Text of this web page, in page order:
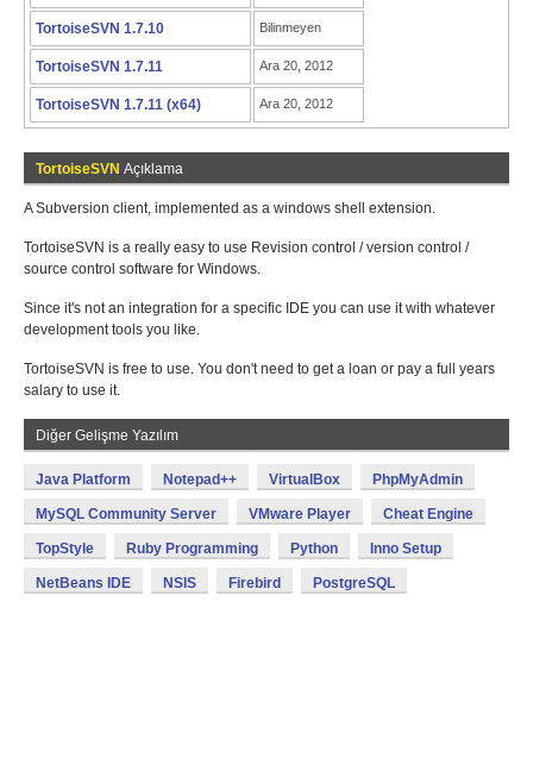
TortoiseSVN 1.7.10 Bilinmeyen
TortoiseSVN 1.7.11 Ara 20, 2012
TortoiseSVN 1.7.11 (x64) Ara 20, 2012
TortoiseSVN Açıklama
A Subversion client, implemented as a windows shell extension.
TortoiseSVN is a really easy to use Revision control / version control /
source control software for Windows.
Since it's not an integration for a specific IDE you can use it with whatever
development tools you like.
TortoiseSVN is free to use. You don't need to get a loan or pay a full years
salary to use it.
Diğer Gelişme Yazılım
Java Platform Notepad++ VirtualBox PhpMyAdmin
MySQL Community Server VMware Player Cheat Engine
TopStyle Ruby Programming Python Inno Setup
NetBeans IDE NSIS Firebird PostgreSQL